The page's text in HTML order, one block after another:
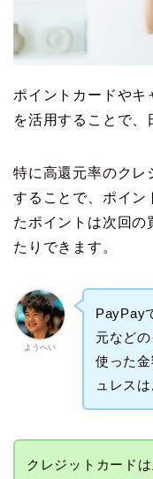
ポイントカードやキ
を活用することで、
特に高還元率のクレ
することで、ポイン
たポイントは次回の
たりできます。
ようへい
PayPay
元など
使った
ュレス
クレジットカード